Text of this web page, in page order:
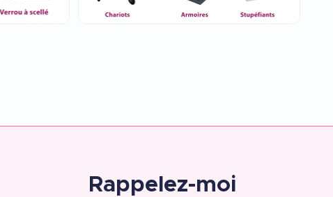
Rappelez-moi